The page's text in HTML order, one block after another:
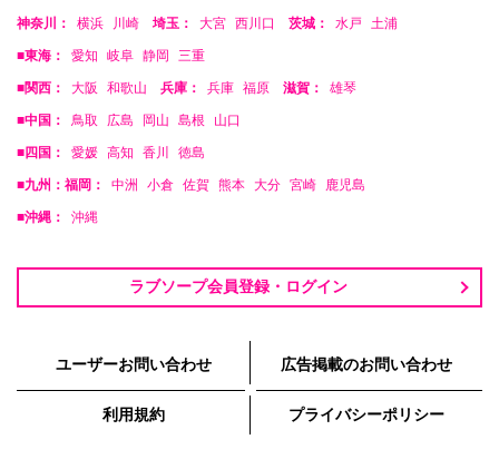
神奈川： 横浜 川崎 埼玉： 大宮 西川口 茨城： 水戸 土浦
■東海： 愛知 岐阜 静岡 三重
■関西： 大阪 和歌山 兵庫： 兵庫 福原 滋賀： 雄琴
■中国： 鳥取 広島 岡山 島根 山口
■四国： 愛媛 高知 香川 徳島
■九州：福岡： 中洲 小倉 佐賀 熊本 大分 宮崎 鹿児島
■沖縄： 沖縄
ラブソープ会員登録・ログイン
ユーザーお問い合わせ 広告掲載のお問い合わせ
利用規約 プライバシーポリシー